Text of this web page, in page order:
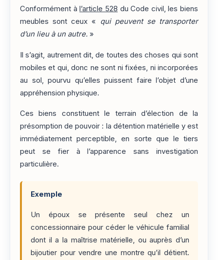
Conformément à l’article 528 du Code civil, les biens
meubles sont ceux « qui peuvent se transporter
d’un lieu à un autre. »
Il s’agit, autrement dit, de toutes des choses qui sont
mobiles et qui, donc ne sont ni fixées, ni incorporées
au sol, pourvu qu’elles puissent faire l’objet d’une
appréhension physique.
Ces biens constituent le terrain d’élection de la
présomption de pouvoir : la détention matérielle y est
immédiatement perceptible, en sorte que le tiers
peut se fier à l’apparence sans investigation
particulière.
Exemple
Un époux se présente seul chez un
concessionnaire pour céder le véhicule familial
dont il a la maîtrise matérielle, ou auprès d’un
bijoutier pour vendre une montre qu’il détient.